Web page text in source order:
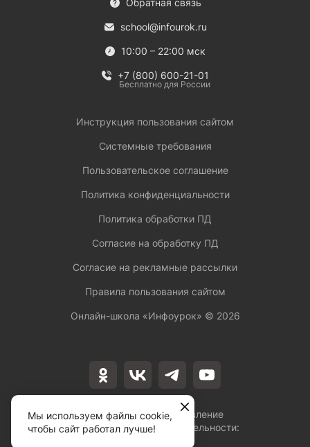
Лицензия на осуществление
образовательной деятельности:
Обратная связь
school@infourok.ru
10:00 – 22:00 мск
+7 (800) 600-21-01
Бесплатно для России
Инструкция пользования сайтом
Системные требования
Пользовательское соглашение
Политика конфиденциальности
Политика обработки ПД
Согласие на обработку ПД
Согласие на рекламные рассылки
Правила пользования сайтом
Онлайн-школа «Инфоурок» © 2026
Мы используем файлы cookie,
чтобы сайт работал лучше!